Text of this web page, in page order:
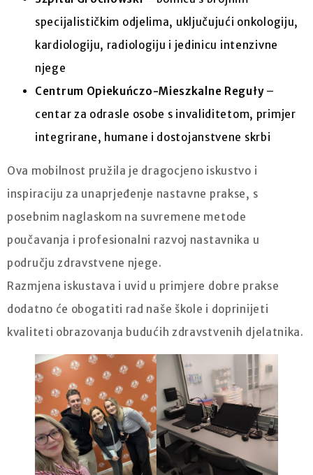
specijalističkim odjelima, uključujući onkologiju,
kardiologiju, radiologiju i jedinicu intenzivne
njege
Centrum Opiekuńczo-Mieszkalne Reguły–
centar za odrasle osobe s invaliditetom, primjer
integrirane, humane i dostojanstvene skrbi
Ova mobilnost pružila je dragocjeno iskustvo i
inspiraciju za unaprjeđenje nastavne prakse, s
posebnim naglaskom na suvremene metode
poučavanja i profesionalni razvoj nastavnika u
području zdravstvene njege.
Razmjena iskustava i uvid u primjere dobre prakse
dodatno će obogatiti rad naše škole i doprinijeti
kvaliteti obrazovanja budućih zdravstvenih djelatnika.